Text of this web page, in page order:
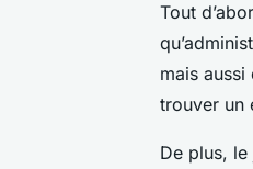
Tout
mais
trouver un
De plus,